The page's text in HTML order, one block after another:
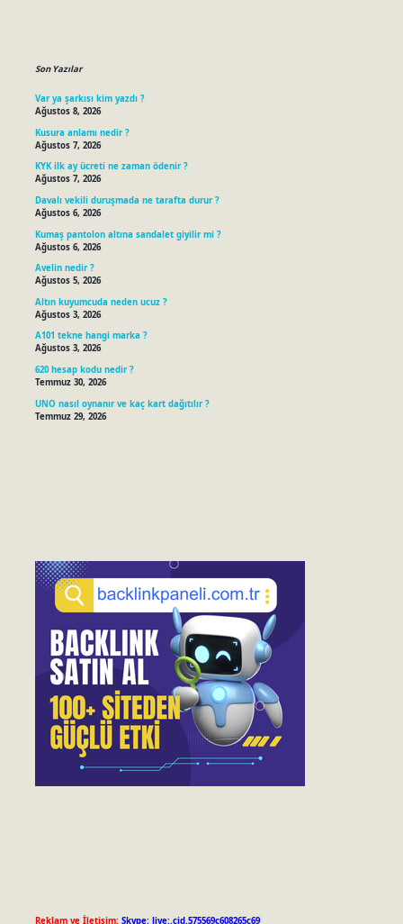
Son Yazılar
Var ya şarkısı kim yazdı ?
Ağustos 8, 2026
Kusura anlamı nedir ?
Ağustos 7, 2026
KYK ilk ay ücreti ne zaman ödenir ?
Ağustos 7, 2026
Davalı vekili duruşmada ne tarafta durur ?
Ağustos 6, 2026
Kumaş pantolon altına sandalet giyilir mi ?
Ağustos 6, 2026
Avelin nedir ?
Ağustos 5, 2026
Altın kuyumcuda neden ucuz ?
Ağustos 3, 2026
A101 tekne hangi marka ?
Ağustos 3, 2026
620 hesap kodu nedir ?
Temmuz 30, 2026
UNO nasıl oynanır ve kaç kart dağıtılır ?
Temmuz 29, 2026
Reklam ve İletişim: Skype: live:.cid.575569c608265c69